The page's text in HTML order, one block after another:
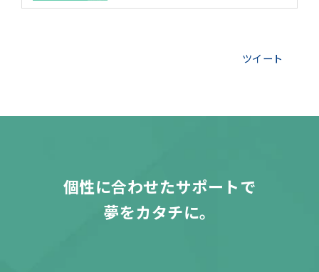
ツイート
個性に合わせたサポートで
夢をカタチに。